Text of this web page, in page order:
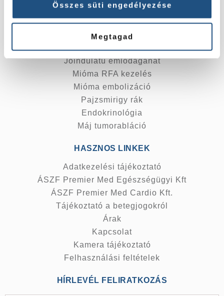
Összes süti engedélyezése
Megtagad
Pajzsmirigy
Jóindulatú emlődaganat
Mióma RFA kezelés
Mióma embolizáció
Pajzsmirigy rák
Endokrinológia
Máj tumorabláció
HASZNOS LINKEK
Adatkezelési tájékoztató
ÁSZF Premier Med Egészségügyi Kft
ÁSZF Premier Med Cardio Kft.
Tájékoztató a betegjogokról
Árak
Kapcsolat
Kamera tájékoztató
Felhasználási feltételek
HÍRLEVÉL FELIRATKOZÁS